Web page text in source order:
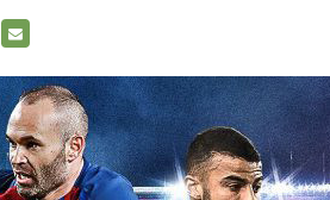
MAIL